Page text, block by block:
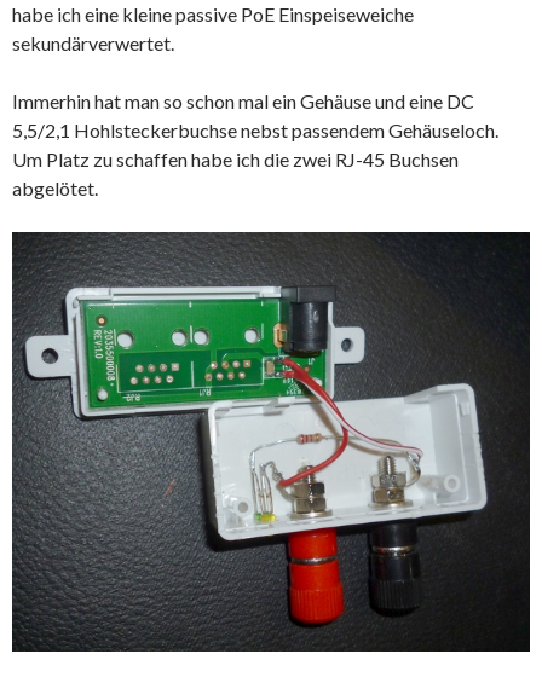
habe ich eine kleine passive PoE Einspeiseweiche
sekundärverwertet.
Immerhin hat man so schon mal ein Gehäuse und eine DC
5,5/2,1 Hohlsteckerbuchse nebst passendem Gehäuseloch.
Um Platz zu schaffen habe ich die zwei RJ-45 Buchsen
abgelötet.